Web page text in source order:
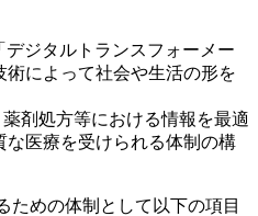
ジタルトランスフォーメー
術によって社会や生活の形を
剤処方等における情報を最適
な医療を受けられる体制の構
ための体制として以下の項目